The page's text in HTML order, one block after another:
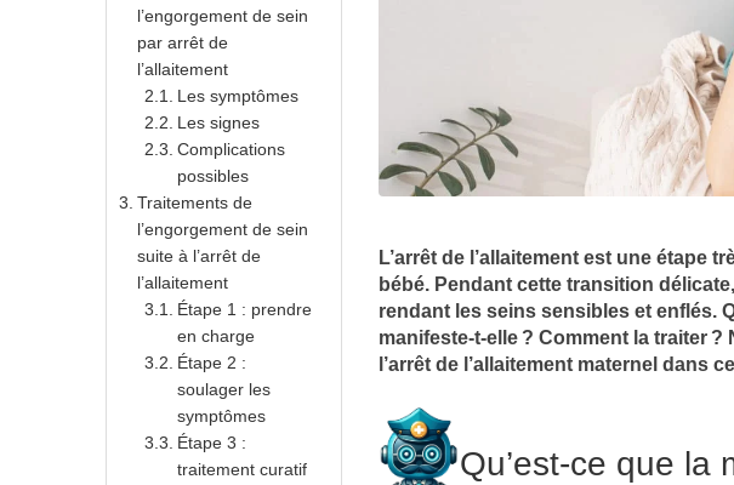
l’engorgement de sein
par arrêt de
l’allaitement
Les symptômes
Les signes
Complications
possibles
Traitements de
l’engorgement de sein
suite à l’arrêt de
l’allaitement
Étape 1 : prendre
en charge
Étape 2 :
soulager les
symptômes
Étape 3 :
traitement curatif
L’arrêt de l’allaitement est une étape
bébé. Pendant cette transition
rendant les seins sensibles et enflés.
manifeste-t-elle ? Comment la traiter
l’arrêt de l’allaitement maternel dans
Qu’est-ce que la